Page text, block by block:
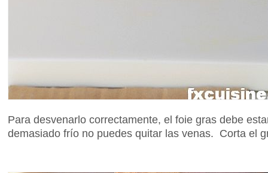
Para desvenarlo correctamente, el foie gras debe
demasiado frío no puedes quitar las venas. Corta el